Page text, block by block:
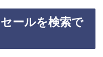
ールを検索で